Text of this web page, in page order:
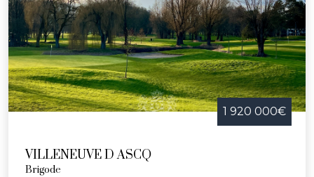
1 920 000€
VILLENEUVE D ASCQ
Brigode